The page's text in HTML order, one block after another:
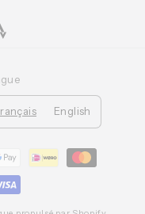
TikTok
English